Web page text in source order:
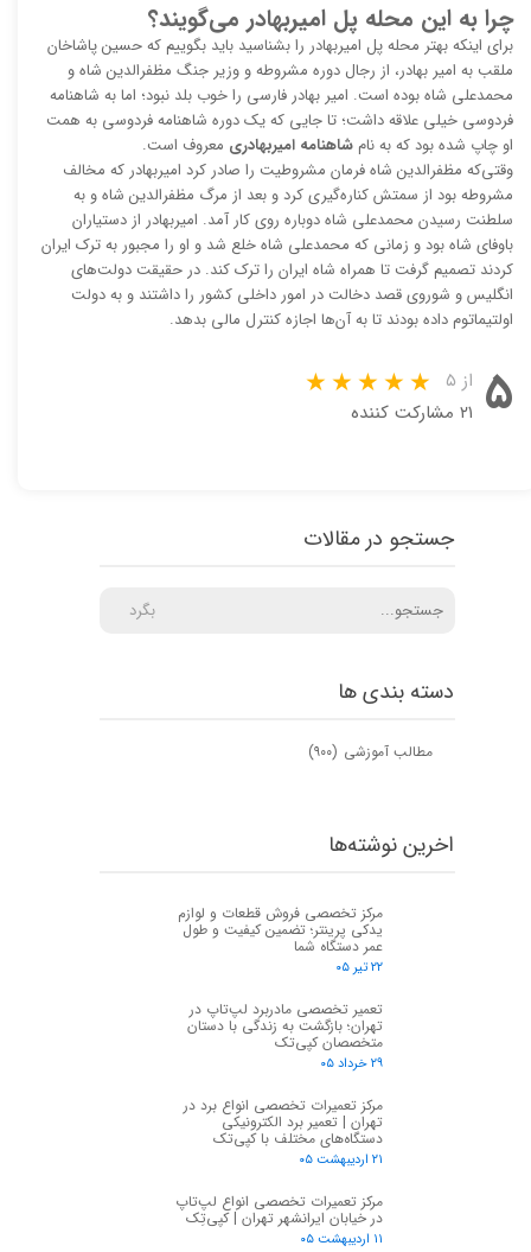
چرا به این محله پل امیربهادر می‌گویند؟
برای اینکه بهتر محله پل امیربهادر را بشناسید باید بگوییم که حسین پاشا‌خان
ملقب به امیر بهادر، از رجال دوره مشروطه و وزیر جنگ مظفر‌الدین شاه و
محمدعلی شاه بوده است. امیر بهادر فارسی را خوب بلد نبود؛ اما به شاهنامه
فردوسی خیلی علاقه داشت؛ تا جایی که یک دوره شاهنامه فردوسی به همت
او چاپ شده بود که به نام شاهنامه امیربهادری معروف است.
وقتی‌که مظفرالدین شاه فرمان مشروطیت را صادر کرد امیربهادر که مخالف
مشروطه بود از سمتش کناره‌گیری کرد و بعد از مرگ مظفرالدین شاه و به
سلطنت رسیدن محمدعلی شاه دوباره روی کار آمد. امیربهادر از دستیاران
باوفای شاه بود و زمانی که محمدعلی شاه خلع شد و او را مجبور به ترک ایران
کردند تصمیم گرفت تا همراه شاه ایران را ترک کند. در حقیقت دولت‌های
انگلیس و شوروی قصد دخالت در امور داخلی کشور را داشتند و به دولت
اولتیماتوم داده بودند تا به آن‌ها اجازه کنترل مالی بدهد.
۵ از ۵
۲۱ مشارکت کننده
دسته بندی ها
مطالب آموزشی (۹۰۰)
جستجو در مقالات
بگرد
اخرین نوشته‌ها
مرکز تخصصی فروش قطعات و لوازم
یدکی پرینتر؛ تضمین کیفیت و طول
عمر دستگاه شما
۲۲ تیر ۰۵
تعمیر تخصصی مادربرد لپ‌تاپ در
تهران؛ بازگشت به زندگی با دستان
متخصصان کپی‌تک
۲۹ خرداد ۰۵
مرکز تعمیرات تخصصی انواع برد در
تهران | تعمیر برد الکترونیکی
دستگاه‌های مختلف با کپی‌تک
۲۱ اردیبهشت ۰۵
مرکز تعمیرات تخصصی انواع لپ‌تاپ
در خیابان ایرانشهر تهران | کپی‌تِک
۱۱ اردیبهشت ۰۵